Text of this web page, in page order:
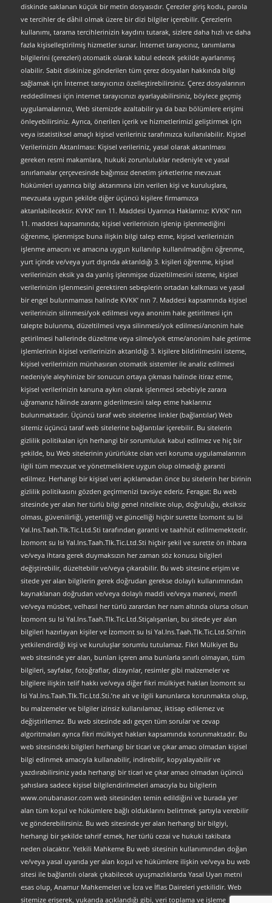
diskinde saklanan küçük bir metin dosyasıdır. Çerezler giriş kodu, parola
ve tercihler de dâhil olmak üzere bir dizi bilgiler içerebilir. Çerezlerin
kullanımı, tarama tercihlerinizin kaydını tutarak, sizlere daha hızlı ve daha
fazla kişiselleştirilmiş hizmetler sunar. İnternet tarayıcınız, tanımlama
bilgilerini (çerezleri) otomatik olarak kabul edecek şekilde ayarlanmış
olabilir. Sabit diskinize gönderilen tüm çerez dosyaları hakkında bilgi
sağlamak için İnternet tarayıcınızı özelleştirebilirsiniz. Çerez dosyalarının
reddedilmesi için internet tarayıcınızı ayarlayabilirsiniz, böylece geçmiş
uygulamalarınızı, Web sitemizde azaltabilir ya da bazı bölümlere erişimi
önleyebilirsiniz. Ayrıca, önerilen içerik ve hizmetlerimizi geliştirmek için
veya istatistiksel amaçlı kişisel verileriniz tarafımızca kullanılabilir. Kişisel
Verilerinizin Aktarılması: Kişisel verileriniz, yasal olarak aktarılması
gereken resmi makamlara, hukuki zorunluluklar nedeniyle ve yasal
sınırlamalar çerçevesinde bağımsız denetim şirketlerine mevzuat
hükümleri uyarınca bilgi aktarımına izin verilen kişi ve kuruluşlara,
mevzuata uygun şekilde diğer üçüncü kişilere firmamızca
aktarılabilecektir. KVKK’ nın 11. Maddesi Uyarınca Haklarınız: KVKK’ nın
11. maddesi kapsamında; kişisel verilerinizin işlenip işlenmediğini
öğrenme, işlenmişse buna ilişkin bilgi talep etme, kişisel verilerinizin
işlenme amacını ve amacına uygun kullanılıp kullanılmadığını öğrenme,
yurt içinde ve/veya yurt dışında aktarıldığı 3. kişileri öğrenme, kişisel
verilerinizin eksik ya da yanlış işlenmişse düzeltilmesini isteme, kişisel
verilerinizin işlenmesini gerektiren sebeplerin ortadan kalkması ve yasal
bir engel bulunmaması halinde KVKK’ nın 7. Maddesi kapsamında kişisel
verilerinizin silinmesi/yok edilmesi veya anonim hale getirilmesi için
talepte bulunma, düzeltilmesi veya silinmesi/yok edilmesi/anonim hale
getirilmesi hallerinde düzeltme veya silme/yok etme/anonim hale getirme
işlemlerinin kişisel verilerinizin aktarıldığı 3. kişilere bildirilmesini isteme,
kişisel verilerinizin münhasıran otomatik sistemler ile analiz edilmesi
nedeniyle aleyhinize bir sonucun ortaya çıkması halinde itiraz etme,
kişisel verilerinizin kanuna aykırı olarak işlenmesi sebebiyle zarara
uğramanız hâlinde zararın giderilmesini talep etme haklarınız
bulunmaktadır. Üçüncü taraf web sitelerine linkler (bağlantılar) Web
sitemiz üçüncü taraf web sitelerine bağlantılar içerebilir. Bu sitelerin
gizlilik politikaları için herhangi bir sorumluluk kabul edilmez ve hiç bir
şekilde, bu Web sitelerinin yürürlükte olan veri koruma uygulamalarının
ilgili tüm mevzuat ve yönetmeliklere uygun olup olmadığı garanti
edilmez. Herhangi bir kişisel veri açıklamadan önce bu sitelerin her birinin
gizlilik politikasını gözden geçirmenizi tavsiye ederiz. Feragat: Bu web
sitesinde yer alan her türlü bilgi genel nitelikte olup, doğruluğu, eksiksiz
olması, güvenilirliği, yeterliliği ve güncelliği hiçbir surette İzomont su Isi
Yal.Ins.Taah.Tlk.Tic.Ltd.Sti tarafından garanti ve taahhüt edilmemektedir.
İzomont su Isi Yal.Ins.Taah.Tlk.Tic.Ltd.Sti hiçbir şekil ve surette ön ihbara
ve/veya ihtara gerek duymaksızın her zaman söz konusu bilgileri
değiştirebilir, düzeltebilir ve/veya çıkarabilir. Bu web sitesine erişim ve
sitede yer alan bilgilerin gerek doğrudan gerekse dolaylı kullanımından
kaynaklanan doğrudan ve/veya dolaylı maddi ve/veya manevi, menfi
ve/veya müsbet, velhasıl her türlü zarardan her nam altında olursa olsun
İzomont su Isi Yal.Ins.Taah.Tlk.Tic.Ltd.Stiçalışanları, bu sitede yer alan
bilgileri hazırlayan kişiler ve İzomont su Isi Yal.Ins.Taah.Tlk.Tic.Ltd.Sti’nin
yetkilendirdiği kişi ve kuruluşlar sorumlu tutulamaz. Fikri Mülkiyet Bu
web sitesinde yer alan, bunları içeren ama bunlarla sınırlı olmayan, tüm
bilgileri, sayfalar, fotoğraflar, dizaynlar, resimler gibi malzemeler ve
bilgilere ilişkin telif hakkı ve/veya diğer fikri mülkiyet hakları İzomont su
Isi Yal.Ins.Taah.Tlk.Tic.Ltd.Sti.’ne ait ve ilgili kanunlarca korunmakta olup,
bu malzemeler ve bilgiler izinsiz kullanılamaz, iktisap edilemez ve
değiştirilemez. Bu web sitesinde adı geçen tüm sorular ve cevap
algoritmaları ayrıca fikri mülkiyet hakları kapsamında korunmaktadır. Bu
web sitesindeki bilgileri herhangi bir ticari ve çıkar amacı olmadan kişisel
bilgi edinmek amacıyla kullanabilir, indirebilir, kopyalayabilir ve
yazdırabilirsiniz yada herhangi bir ticari ve çıkar amacı olmadan üçüncü
şahıslara sadece kişisel bilgilendirilmeleri amacıyla bu bilgilerin
www.onubanasor.com web sitesinden temin edildiğini ve burada yer
alan tüm koşul ve hükümlere bağlı olduklarını belirtmek şartıyla verebilir
ve gönderebilirsiniz. Bu web sitesinde yer alan herhangi bir bilgiyi,
herhangi bir şekilde tahrif etmek, her türlü cezai ve hukuki takibata
neden olacaktır. Yetkili Mahkeme Bu web sitesinin kullanımından doğan
ve/veya yasal uyarıda yer alan koşul ve hükümlere ilişkin ve/veya bu web
sitesi ile bağlantılı olarak çıkabilecek uyuşmazlıklarda Yasal Uyarı metni
esas olup, Anamur Mahkemeleri ve İcra ve İflas Daireleri yetkilidir. Web
sitemize erişerek, yukarıda açıklandığı gibi, veri toplama ve işleme